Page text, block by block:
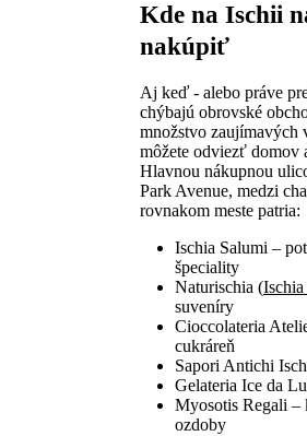
Kde na Ischii
nakúpiť
Aj keď - alebo práve
chýbajú obrovské
množstvo zaujímavých
môžete odviezť domov
Hlavnou nákupnou
Park Avenue, medzi
rovnakom meste patria:
Ischia Salumi –
špeciality
Naturischia (
suveníry
Cioccolateria
cukráreň
Sapori Antichi
Gelateria Ice da
Myosotis Regali –
ozdoby